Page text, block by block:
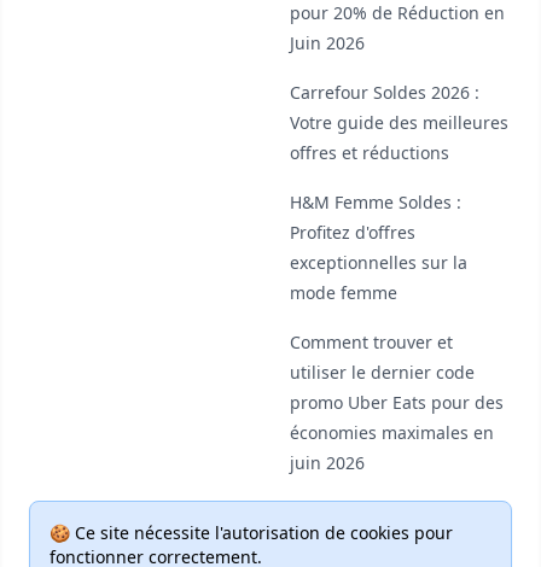
🍪 Ce site nécessite l'autorisation de cookies pour
fonctionner correctement.
pour 20% de Réduction en
Juin 2026
Carrefour Soldes 2026 :
Votre guide des meilleures
offres et réductions
H&M Femme Soldes :
Profitez d'offres
exceptionnelles sur la
mode femme
Comment trouver et
utiliser le dernier code
promo Uber Eats pour des
économies maximales en
juin 2026